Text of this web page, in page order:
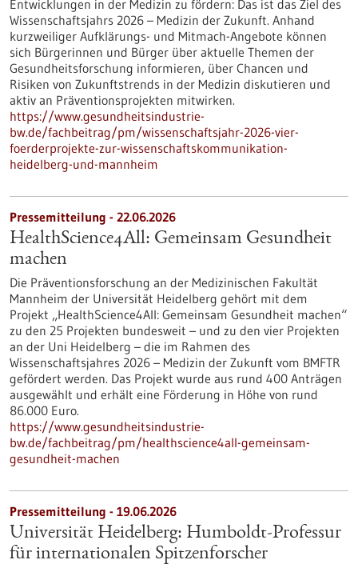
Entwicklungen in der Medizin zu fördern: Das ist das Ziel des
Wissenschaftsjahrs 2026 – Medizin der Zukunft. Anhand
kurzweiliger Aufklärungs- und Mitmach-Angebote können
sich Bürgerinnen und Bürger über aktuelle Themen der
Gesundheitsforschung informieren, über Chancen und
Risiken von Zukunftstrends in der Medizin diskutieren und
aktiv an Präventionsprojekten mitwirken.
https://www.gesundheitsindustrie-
bw.de/fachbeitrag/pm/wissenschaftsjahr-2026-vier-
foerderprojekte-zur-wissenschaftskommunikation-
heidelberg-und-mannheim
Pressemitteilung - 22.06.2026
HealthScience4All: Gemeinsam Gesundheit
machen
Die Präventionsforschung an der Medizinischen Fakultät
Mannheim der Universität Heidelberg gehört mit dem
Projekt „HealthScience4All: Gemeinsam Gesundheit machen“
zu den 25 Projekten bundesweit – und zu den vier Projekten
an der Uni Heidelberg – die im Rahmen des
Wissenschaftsjahres 2026 – Medizin der Zukunft vom BMFTR
gefördert werden. Das Projekt wurde aus rund 400 Anträgen
ausgewählt und erhält eine Förderung in Höhe von rund
86.000 Euro.
https://www.gesundheitsindustrie-
bw.de/fachbeitrag/pm/healthscience4all-gemeinsam-
gesundheit-machen
Pressemitteilung - 19.06.2026
Universität Heidelberg: Humboldt-Professur
für internationalen Spitzenforscher